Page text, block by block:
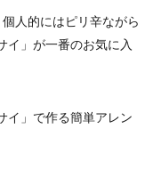
人的にはピリ辛ながら
イ」が一番のお気に入
イ」で作る簡単アレン